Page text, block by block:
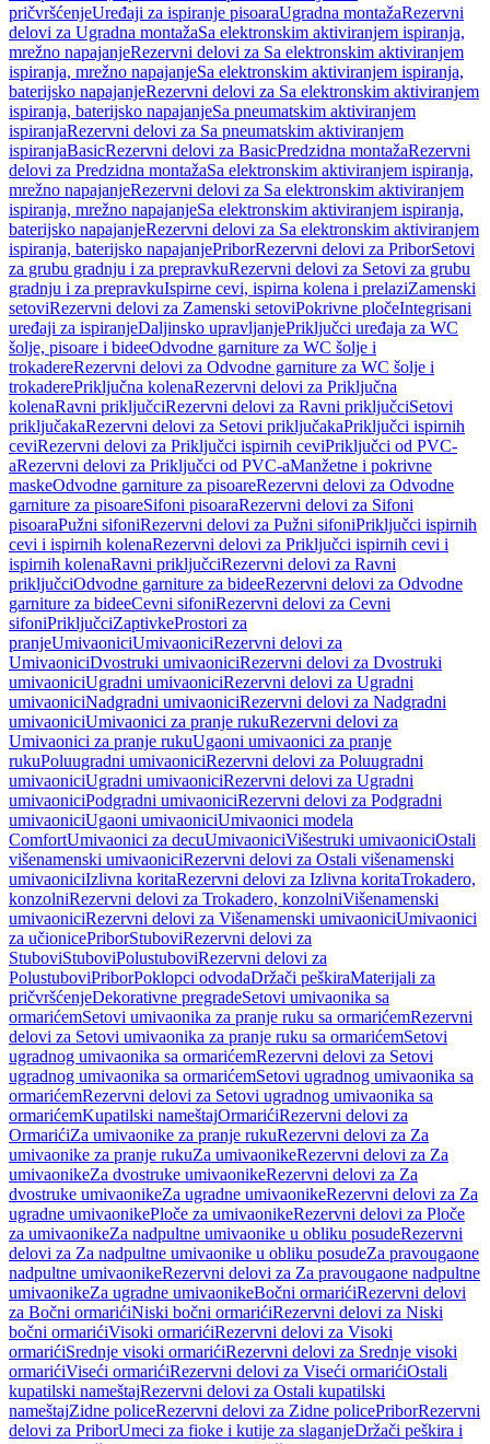
pričvršćenjeUređaji za ispiranje pisoaraUgradna montažaRezervni
delovi za Ugradna montažaSa elektronskim aktiviranjem ispiranja,
mrežno napajanjeRezervni delovi za Sa elektronskim aktiviranjem
ispiranja, mrežno napajanjeSa elektronskim aktiviranjem ispiranja,
baterijsko napajanjeRezervni delovi za Sa elektronskim aktiviranjem
ispiranja, baterijsko napajanjeSa pneumatskim aktiviranjem
ispiranjaRezervni delovi za Sa pneumatskim aktiviranjem
ispiranjaBasicRezervni delovi za BasicPredzidna montažaRezervni
delovi za Predzidna montažaSa elektronskim aktiviranjem ispiranja,
mrežno napajanjeRezervni delovi za Sa elektronskim aktiviranjem
ispiranja, mrežno napajanjeSa elektronskim aktiviranjem ispiranja,
baterijsko napajanjeRezervni delovi za Sa elektronskim aktiviranjem
ispiranja, baterijsko napajanjePriborRezervni delovi za PriborSetovi
za grubu gradnju i za prepravkuRezervni delovi za Setovi za grubu
gradnju i za prepravkuIspirne cevi, ispirna kolena i prelaziZamenski
setoviRezervni delovi za Zamenski setoviPokrivne pločeIntegrisani
uređaji za ispiranjeDaljinsko upravljanjePriključci uređaja za WC
šolje, pisoare i bideeOdvodne garniture za WC šolje i
trokadereRezervni delovi za Odvodne garniture za WC šolje i
trokaderePriključna kolenaRezervni delovi za Priključna
kolenaRavni priključciRezervni delovi za Ravni priključciSetovi
priključakaRezervni delovi za Setovi priključakaPriključci ispirnih
ceviRezervni delovi za Priključci ispirnih ceviPriključci od PVC-
aRezervni delovi za Priključci od PVC-aManžetne i pokrivne
maskeOdvodne garniture za pisoareRezervni delovi za Odvodne
garniture za pisoareSifoni pisoaraRezervni delovi za Sifoni
pisoaraPužni sifoniRezervni delovi za Pužni sifoniPriključci ispirnih
cevi i ispirnih kolenaRezervni delovi za Priključci ispirnih cevi i
ispirnih kolenaRavni priključciRezervni delovi za Ravni
priključciOdvodne garniture za bideeRezervni delovi za Odvodne
garniture za bideeCevni sifoniRezervni delovi za Cevni
sifoniPriključciZaptivkeProstori za
pranjeUmivaoniciUmivaoniciRezervni delovi za
UmivaoniciDvostruki umivaoniciRezervni delovi za Dvostruki
umivaoniciUgradni umivaoniciRezervni delovi za Ugradni
umivaoniciNadgradni umivaoniciRezervni delovi za Nadgradni
umivaoniciUmivaonici za pranje rukuRezervni delovi za
Umivaonici za pranje rukuUgaoni umivaonici za pranje
rukuPoluugradni umivaoniciRezervni delovi za Poluugradni
umivaoniciUgradni umivaoniciRezervni delovi za Ugradni
umivaoniciPodgradni umivaoniciRezervni delovi za Podgradni
umivaoniciUgaoni umivaoniciUmivaonici modela
ComfortUmivaonici za decuUmivaoniciVišestruki umivaoniciOstali
višenamenski umivaoniciRezervni delovi za Ostali višenamenski
umivaoniciIzlivna koritaRezervni delovi za Izlivna koritaTrokadero,
konzolniRezervni delovi za Trokadero, konzolniVišenamenski
umivaoniciRezervni delovi za Višenamenski umivaoniciUmivaonici
za učionicePriborStuboviRezervni delovi za
StuboviStuboviPolustuboviRezervni delovi za
PolustuboviPriborPoklopci odvodaDržači peškiraMaterijali za
pričvršćenjeDekorativne pregradeSetovi umivaonika sa
ormarićemSetovi umivaonika za pranje ruku sa ormarićemRezervni
delovi za Setovi umivaonika za pranje ruku sa ormarićemSetovi
ugradnog umivaonika sa ormarićemRezervni delovi za Setovi
ugradnog umivaonika sa ormarićemSetovi ugradnog umivaonika sa
ormarićemRezervni delovi za Setovi ugradnog umivaonika sa
ormarićemKupatilski nameštajOrmarićiRezervni delovi za
OrmarićiZa umivaonike za pranje rukuRezervni delovi za Za
umivaonike za pranje rukuZa umivaonikeRezervni delovi za Za
umivaonikeZa dvostruke umivaonikeRezervni delovi za Za
dvostruke umivaonikeZa ugradne umivaonikeRezervni delovi za Za
ugradne umivaonikePloče za umivaonikeRezervni delovi za Ploče
za umivaonikeZa nadpultne umivaonike u obliku posudeRezervni
delovi za Za nadpultne umivaonike u obliku posudeZa pravougaone
nadpultne umivaonikeRezervni delovi za Za pravougaone nadpultne
umivaonikeZa ugradne umivaonikeBočni ormarićiRezervni delovi
za Bočni ormarićiNiski bočni ormarićiRezervni delovi za Niski
bočni ormarićiVisoki ormarićiRezervni delovi za Visoki
ormarićiSrednje visoki ormarićiRezervni delovi za Srednje visoki
ormarićiViseći ormarićiRezervni delovi za Viseći ormarićiOstali
kupatilski nameštajRezervni delovi za Ostali kupatilski
nameštajZidne policeRezervni delovi za Zidne policePriborRezervni
delovi za PriborUmeci za fioke i kutije za slaganjeDržači peškira i